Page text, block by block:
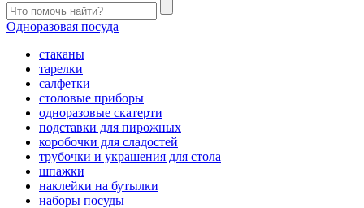
Одноразовая посуда
стаканы
тарелки
салфетки
столовые приборы
одноразовые скатерти
подставки для пирожных
коробочки для сладостей
трубочки и украшения для стола
шпажки
наклейки на бутылки
наборы посуды